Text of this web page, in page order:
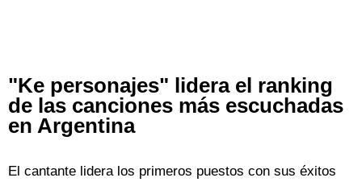
"Ke personajes" lidera el ranking
de las canciones más escuchadas
en Argentina
El cantante lidera los primeros puestos con sus éxitos